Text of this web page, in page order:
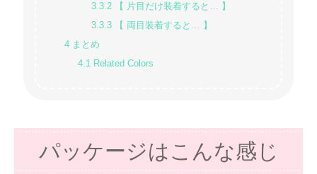
3.3.2【 片目だけ装着すると… 】
3.3.3【 両目装着すると… 】
4 まとめ
4.1
Related Colors
パッケージはこんな感じ